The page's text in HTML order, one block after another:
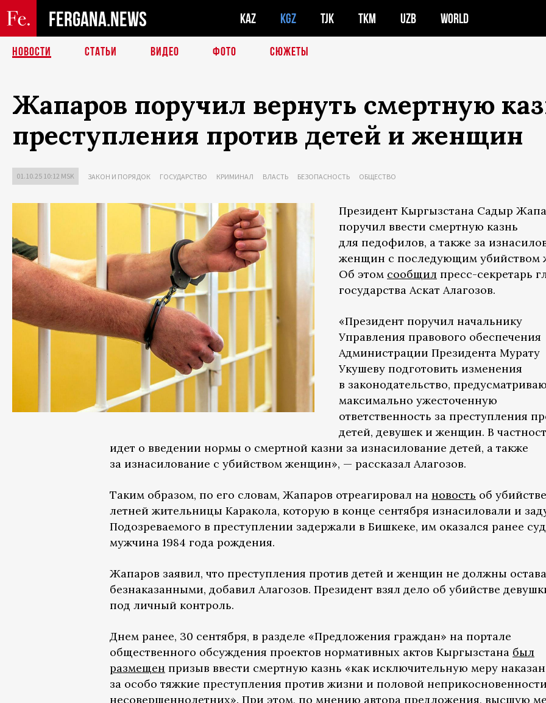
FERGANA.NEWS KAZ KGZ TJK TKM UZB WORLD
НОВОСТИ СТАТЬИ ВИДЕО ФОТО СЮЖЕТЫ
Жапаров поручил вернуть смертную
преступления против детей и женщин
01.10.25 10:12 MSK ЗАКОН И ПОРЯДОК ГОСУДАРСТВО КРИМИНАЛ ВЛАСТЬ БЕЗОПАСНОСТЬ ОБЩЕСТВО
Президент Кыргызстана Садыр
поручил ввести смертную казнь
для педофилов, а также за
женщин с последующим убийством
Об этом сообщил пресс-секретарь
государства Аскат Алагозов.
«Президент поручил начальнику
Управления правового обеспечения
Администрации Президента Мурату
Укушеву подготовить изменения
в законодательство,
максимально ужесточенную
ответственность за преступления
детей, девушек и женщин. В
идет о введении нормы о смертной казни за изнасилование детей, а также
за изнасилование с убийством женщин», — рассказал Алагозов.
Таким образом, по его словам, Жапаров отреагировал на новость об
летней жительницы Каракола, которую в конце сентября изнасиловали и
Подозреваемого в преступлении задержали в Бишкеке, им оказался ранее
мужчина 1984 года рождения.
Жапаров заявил, что преступления против детей и женщин не должны
безнаказанными, добавил Алагозов. Президент взял дело об убийстве
под личный контроль.
Днем ранее, 30 сентября, в разделе «Предложения граждан» на портале
общественного обсуждения проектов нормативных актов Кыргызстана был
размещен призыв ввести смертную казнь «как исключительную меру
за особо тяжкие преступления против жизни и половой
несовершеннолетних». При этом, по мнению автора предложения, высшую